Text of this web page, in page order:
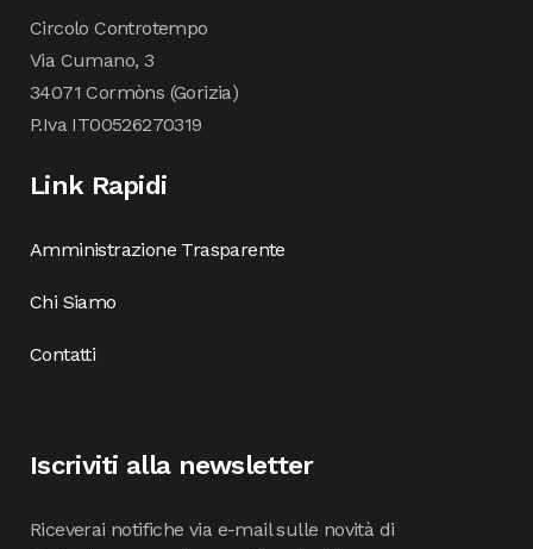
Circolo Controtempo
Via Cumano, 3
34071 Cormòns (Gorizia)
P.Iva IT00526270319
Link Rapidi
Amministrazione Trasparente
Chi Siamo
Contatti
Iscriviti alla newsletter
Riceverai notifiche via e-mail sulle novità di